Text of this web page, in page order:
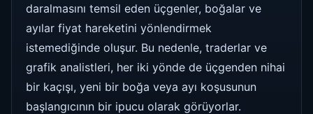
daralmasını temsil eden üçgenler, boğalar ve
ayılar fiyat hareketini yönlendirmek
istemediğinde oluşur. Bu nedenle, traderlar ve
grafik analistleri, her iki yönde de üçgenden nihai
bir kaçışı, yeni bir boğa veya ayı koşusunun
başlangıcının bir ipucu olarak görüyorlar.